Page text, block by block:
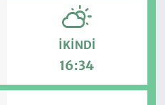
İKINDI
16:34